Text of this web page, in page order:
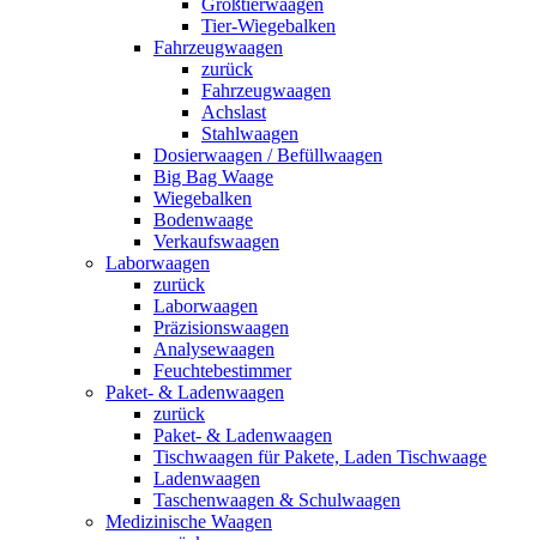
Großtierwaagen
Tier-Wiegebalken
Fahrzeugwaagen
zurück
Fahrzeugwaagen
Achslast
Stahlwaagen
Dosierwaagen / Befüllwaagen
Big Bag Waage
Wiegebalken
Bodenwaage
Verkaufswaagen
Laborwaagen
zurück
Laborwaagen
Präzisionswaagen
Analysewaagen
Feuchtebestimmer
Paket- & Ladenwaagen
zurück
Paket- & Ladenwaagen
Tischwaagen für Pakete, Laden Tischwaage
Ladenwaagen
Taschenwaagen & Schulwaagen
Medizinische Waagen